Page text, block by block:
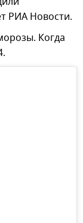
РИА Новости.
Когда